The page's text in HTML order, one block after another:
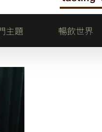
主題 暢飲世界